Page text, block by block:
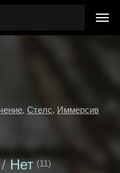
, Стелс, Иммерсив
Нет (11)